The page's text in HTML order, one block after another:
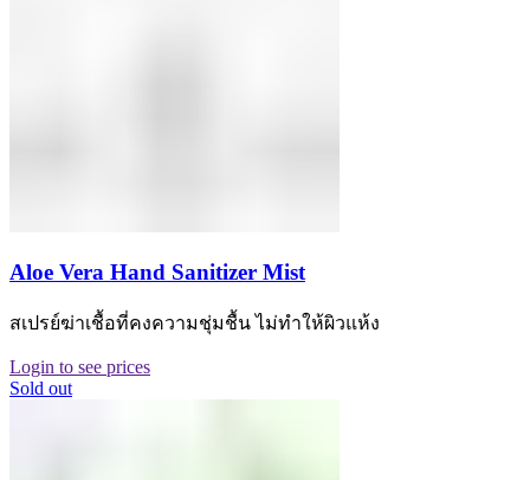
Aloe Vera Hand Sanitizer Mist
สเปรย์ฆ่าเชื้อที่คงความชุ่มชื้น ไม่ทำให้ผิวแห้ง
Login to see prices
Sold out